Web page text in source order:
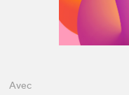
Avec